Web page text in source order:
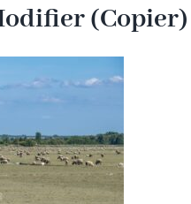
(Copier)